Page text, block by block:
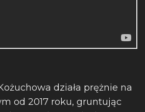
działa prężnie na
od 2017 roku, gruntując